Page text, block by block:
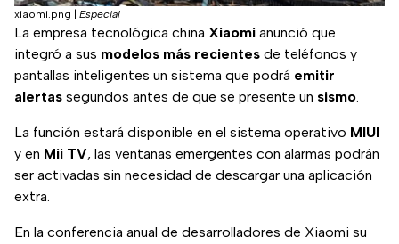
xiaomi.png Especial
La empresa tecnológica china Xiaomi anunció que
integró a sus modelos más recientes de teléfonos y
pantallas inteligentes un sistema que podrá emitir
alertas segundos antes de que se presente un sismo.
La función estará disponible en el sistema operativo MIUI
y en Mii TV, las ventanas emergentes con alarmas podrán
ser activadas sin necesidad de descargar una aplicación
extra.
En la conferencia anual de desarrolladores de Xiaomi su